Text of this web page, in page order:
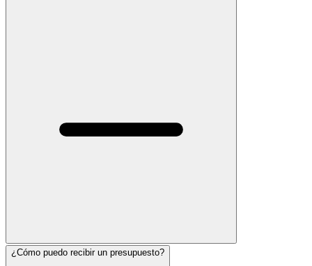
¿Cómo puedo recibir un presupuesto?